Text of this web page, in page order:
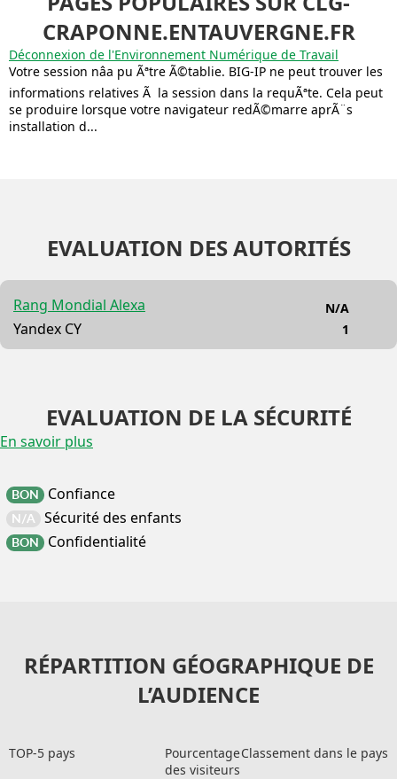
CRAPONNE.ENTAUVERGNE.FR
Déconnexion de l'Environnement Numérique de Travail
Votre session nâa pu Ãªtre Ã©tablie. BIG-IP ne peut trouver les
informations relatives Ã la session dans la requÃªte. Cela peut
se produire lorsque votre navigateur redÃ©marre aprÃ¨s
installation d...
EVALUATION DES AUTORITÉS
Rang Mondial Alexa
Yandex CY
N/A
1
EVALUATION DE LA SÉCURITÉ
En savoir plus
BON Confiance
N/A Sécurité des enfants
BON Confidentialité
RÉPARTITION GÉOGRAPHIQUE DE
L’AUDIENCE
TOP-5 pays
Pourcentage
des visiteurs
Classement dans le pays